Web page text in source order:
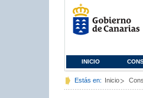
INICIO
Estás en: Inicio